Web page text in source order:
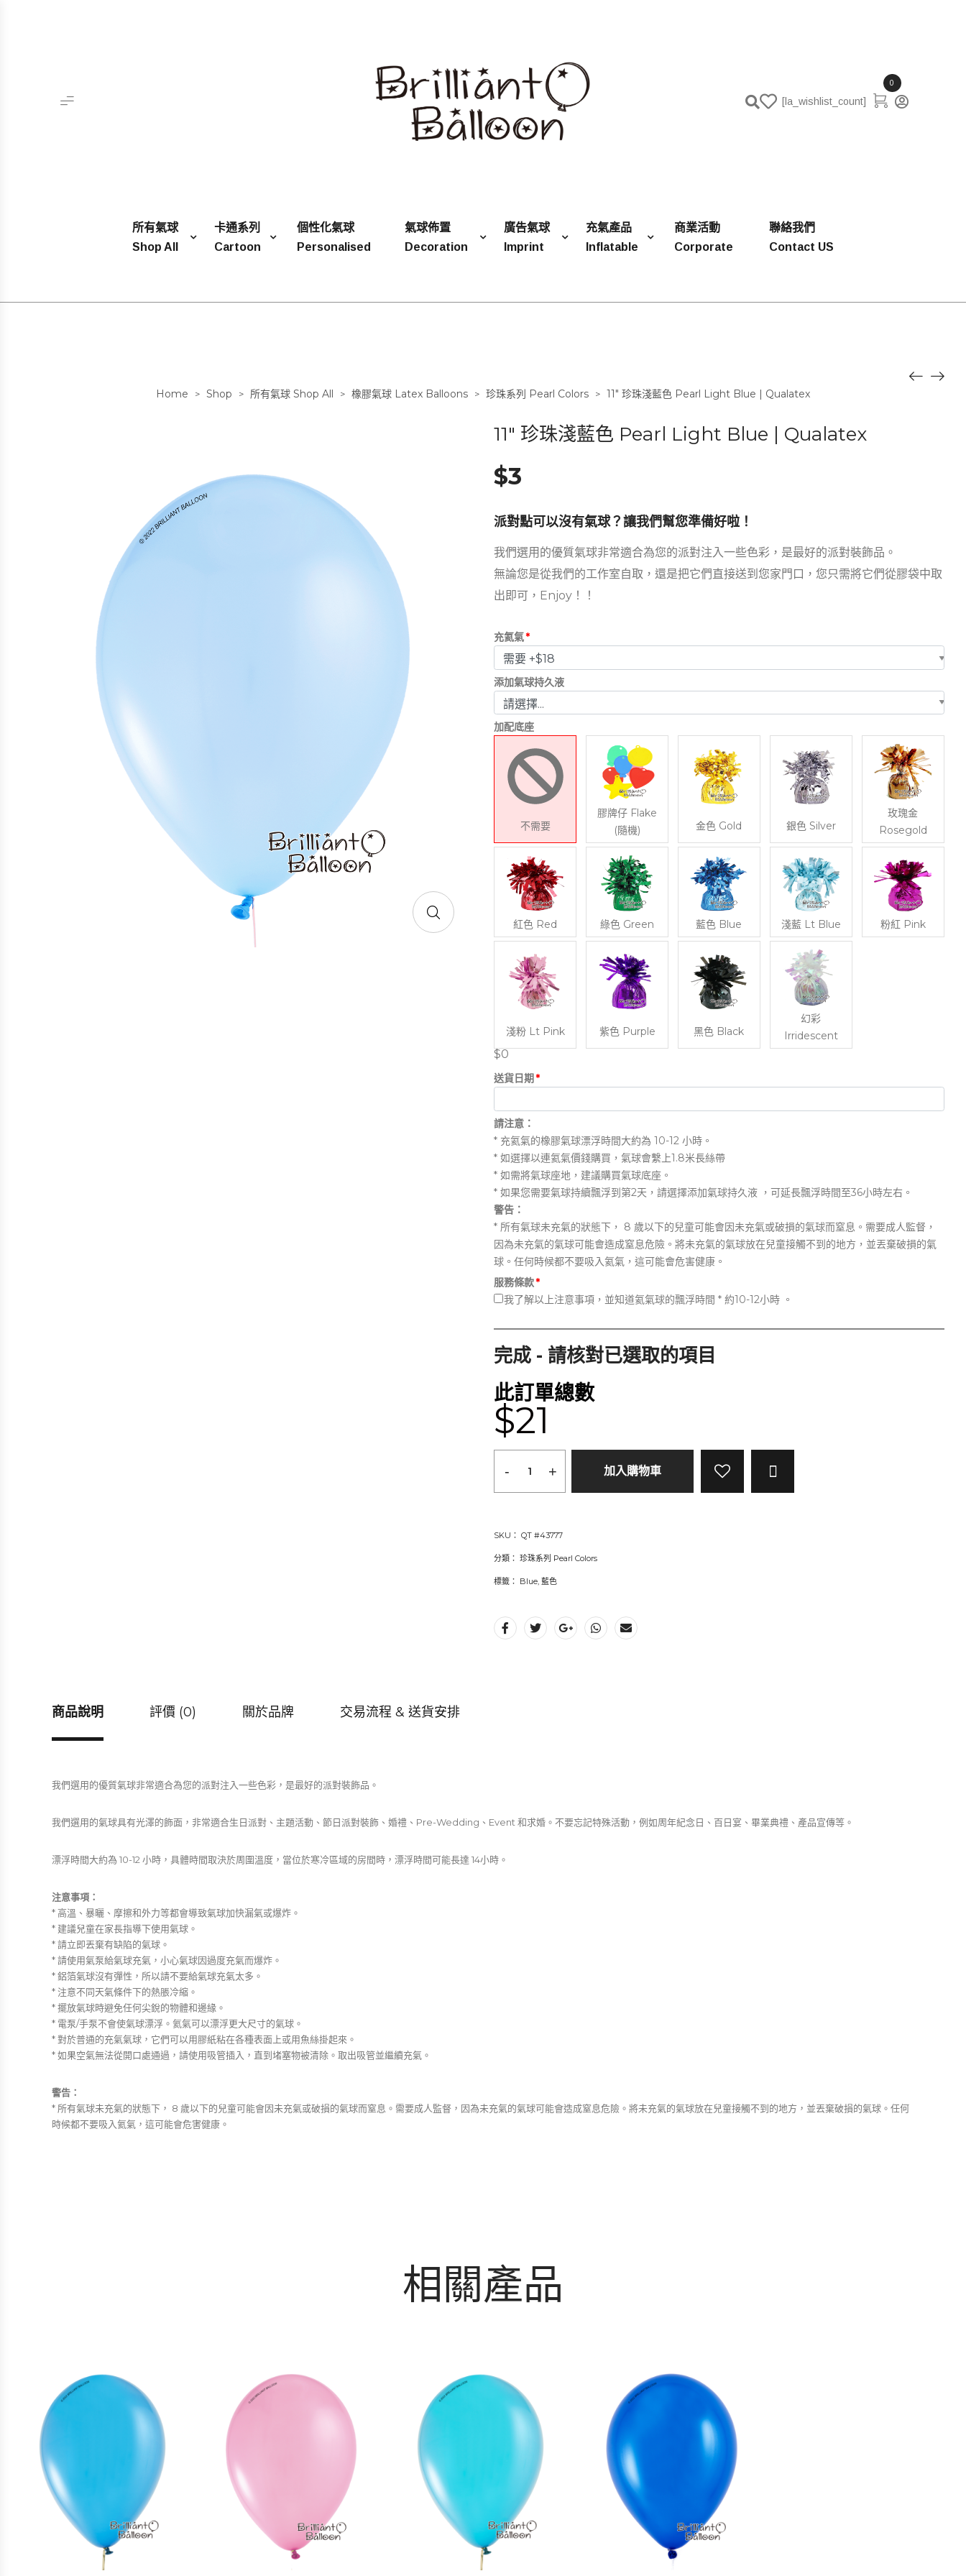
[la_wishlist_count]
0
所有氣球
Shop All
卡通系列
Cartoon
個性化氣球
Personalised
氣球佈置
Decoration
廣告氣球
Imprint
充氣產品
Inflatable
商業活動
Corporate
聯絡我們
Contact US
Home > Shop > 所有氣球 Shop All > 橡膠氣球 Latex Balloons > 珍珠系列 Pearl Colors > 11″ 珍珠淺藍色 Pearl Light Blue | Qualatex
11″ 珍珠淺藍色 Pearl Light Blue | Qualatex
$3
派對點可以沒有氣球？讓我們幫您準備好啦！
我們選用的優質氣球非常適合為您的派對注入一些色彩，是最好的派對裝飾品。
無論您是從我們的工作室自取，還是把它們直接送到您家門口，您只需將它們從膠袋中取
出即可，Enjoy！！
充氦氣*
添加氣球持久液
加配底座
不需要
膠牌仔 Flake
(隨機)
金色 Gold 銀色 Silver
玫瑰金
Rosegold
紅色 Red 綠色 Green 藍色 Blue 淺藍 Lt Blue 粉紅 Pink
淺粉 Lt Pink 紫色 Purple 黑色 Black
幻彩
Irridescent
$0
送貨日期*
請注意：
* 充氦氣的橡膠氣球漂浮時間大約為 10-12 小時。
* 如選擇以連氦氣價錢購買，氣球會繫上1.8米長絲帶
* 如需將氣球座地，建議購買氣球底座。
* 如果您需要氣球持續飄浮到第2天，請選擇添加氣球持久液 ，可延長飄浮時間至36小時左右。
警告：
* 所有氣球未充氣的狀態下， 8 歲以下的兒童可能會因未充氣或破損的氣球而窒息。需要成人監督，
因為未充氣的氣球可能會造成窒息危險。將未充氣的氣球放在兒童接觸不到的地方，並丟棄破損的氣
球。任何時候都不要吸入氦氣，這可能會危害健康。
服務條款*
我了解以上注意事項，並知道氦氣球的飄浮時間 * 約10-12小時 。
完成 - 請核對已選取的項目
此訂單總數
$21
- + 加入購物車
SKU： QT #43777
分類： 珍珠系列 Pearl Colors
標籤： Blue, 藍色
商品說明 評價 (0) 關於品牌 交易流程 & 送貨安排
我們選用的優質氣球非常適合為您的派對注入一些色彩，是最好的派對裝飾品。
我們選用的氣球具有光澤的飾面，非常適合生日派對、主題活動、節日派對裝飾、婚禮、Pre-Wedding、Event 和求婚。不要忘記特殊活動，例如周年紀念日、百日宴、畢業典禮、產品宣傳等。
漂浮時間大約為 10-12 小時，具體時間取決於周圍溫度，當位於寒冷區域的房間時，漂浮時間可能長達 14小時。
注意事項：
* 高溫、暴曬、摩擦和外力等都會導致氣球加快漏氣或爆炸。
* 建議兒童在家長指導下使用氣球。
* 請立即丟棄有缺陷的氣球。
* 請使用氣泵給氣球充氣，小心氣球因過度充氣而爆炸。
* 鋁箔氣球沒有彈性，所以請不要給氣球充氣太多。
* 注意不同天氣條件下的熱脹冷縮。
* 擺放氣球時避免任何尖銳的物體和邊緣。
* 電泵/手泵不會使氣球漂浮。氦氣可以漂浮更大尺寸的氣球。
* 對於普通的充氣氣球，它們可以用膠紙粘在各種表面上或用魚絲掛起來。
* 如果空氣無法從開口處通過，請使用吸管插入，直到堵塞物被清除。取出吸管並繼續充氣。
警告：
* 所有氣球未充氣的狀態下， 8 歲以下的兒童可能會因未充氣或破損的氣球而窒息。需要成人監督，因為未充氣的氣球可能會造成窒息危險。將未充氣的氣球放在兒童接觸不到的地方，並丟棄破損的氣球。任何
時候都不要吸入氦氣，這可能會危害健康。
相關產品
Robin’s Egg
Blue |
Qualatex
11″ 珍珠粉紅色
Pearl Pink |
Qualatex
Caribbean
Blue |
Qualatex
11″ 珍珠深藍色
PearlSapphire
Blue |
Qualatex